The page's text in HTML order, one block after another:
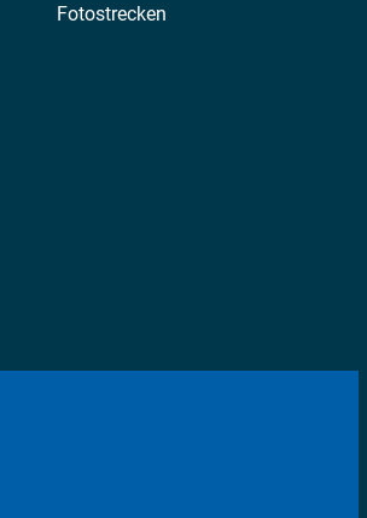
Fotostrecken